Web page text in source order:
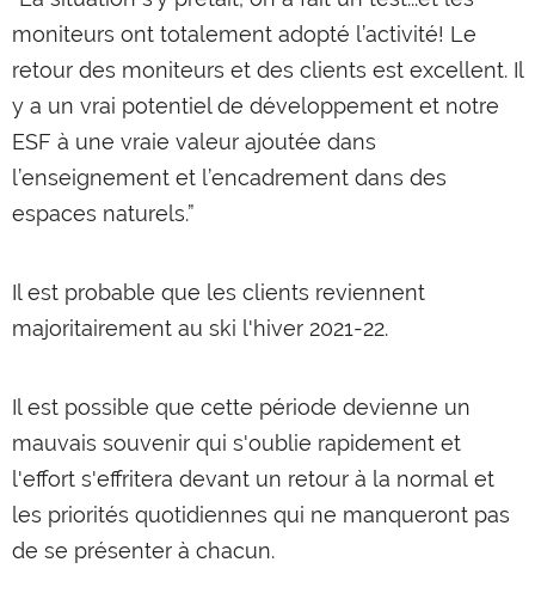
moniteurs ont totalement adopté l’activité! Le
retour des moniteurs et des clients est excellent. Il
y a un vrai potentiel de développement et notre
ESF à une vraie valeur ajoutée dans
l’enseignement et l’encadrement dans des
espaces naturels.”
Il est probable que les clients reviennent
majoritairement au ski l'hiver 2021-22.
Il est possible que cette période devienne un
mauvais souvenir qui s'oublie rapidement et
l'effort s'effritera devant un retour à la normal et
les priorités quotidiennes qui ne manqueront pas
de se présenter à chacun.